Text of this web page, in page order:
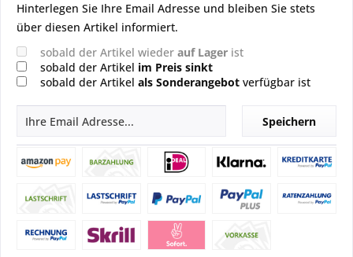
Hinterlegen Sie Ihre Email Adresse und bleiben Sie stets
über diesen Artikel informiert.
sobald der Artikel wieder auf Lager ist
sobald der Artikel im Preis sinkt
sobald der Artikel als Sonderangebot verfügbar ist
Speichern